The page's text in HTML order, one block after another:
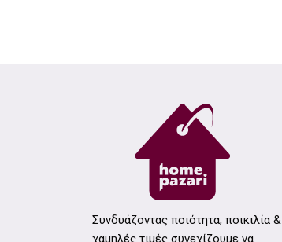
Συνδυάζοντας ποιότητα, ποικιλία &
χαμηλές τιμές συνεχίζουμε να